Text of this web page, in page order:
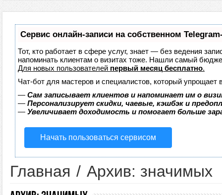
Сервис онлайн-записи на собственном
Тот, кто работает в сфере услуг, знает — без ведения
напоминать клиентам о визитах тоже. Нашли самый
Для новых пользователей первый месяц бесплатно.
Чат-бот для мастеров и специалистов, который упрощает
— Сам записывает клиентов и напоминает им о
— Персонализирует скидки, чаевые, кэшбэк и
— Увеличивает доходимость и помогает больше
Начать пользоваться сервисом
Главная / Архив: значимых